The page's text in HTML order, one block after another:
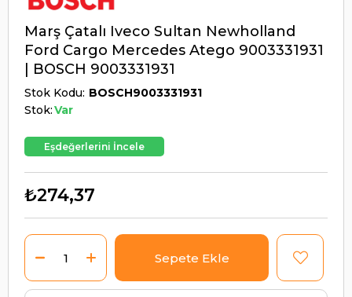
Marş Çatalı Iveco Sultan Newholland
Ford Cargo Mercedes Atego 9003331931
| BOSCH 9003331931
Stok Kodu BOSCH9003331931
Stok:Var
Eşdeğerlerini İncele
₺274,37